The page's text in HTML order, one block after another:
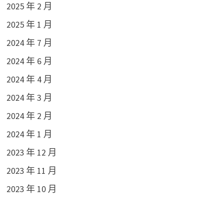
2025 年 2 月
2025 年 1 月
2024 年 7 月
2024 年 6 月
2024 年 4 月
2024 年 3 月
2024 年 2 月
2024 年 1 月
2023 年 12 月
2023 年 11 月
2023 年 10 月